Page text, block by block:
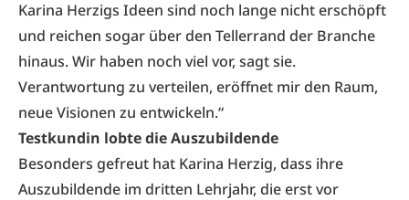
Karina Herzigs Ideen sind noch lange nicht erschöpft
und reichen sogar über den Tellerrand der Branche
hinaus. Wir haben noch viel vor, sagt sie.
Verantwortung zu verteilen, eröffnet mir den Raum,
neue Visionen zu entwickeln.“
Testkundin lobte die Auszubildende
Besonders gefreut hat Karina Herzig, dass ihre
Auszubildende im dritten Lehrjahr, die erst vor